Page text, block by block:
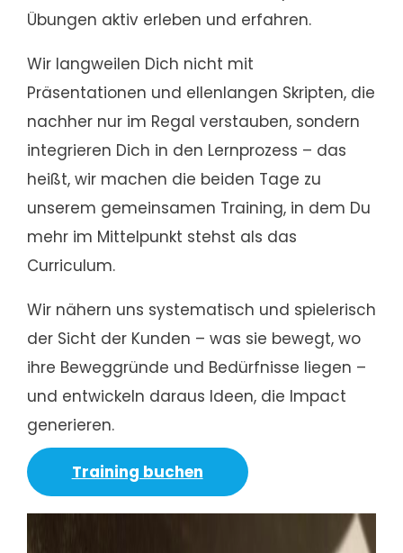
Übungen aktiv erleben und erfahren.
Wir langweilen Dich nicht mit
Präsentationen und ellenlangen Skripten, die
nachher nur im Regal verstauben, sondern
integrieren Dich in den Lernprozess – das
heißt, wir machen die beiden Tage zu
unserem gemeinsamen Training, in dem Du
mehr im Mittelpunkt stehst als das
Curriculum.
Wir nähern uns systematisch und spielerisch
der Sicht der Kunden – was sie bewegt, wo
ihre Beweggründe und Bedürfnisse liegen –
und entwickeln daraus Ideen, die Impact
generieren.
Training buchen